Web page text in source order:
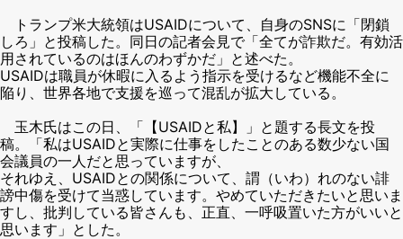
トランプ米大統領はUSAIDについて、自身のSNSに「閉鎖
しろ」と投稿した。同日の記者会見で「全てが詐欺だ。有効活
用されているのはほんのわずかだ」と述べた。
USAIDは職員が休暇に入るよう指示を受けるなど機能不全に
陥り、世界各地で支援を巡って混乱が拡大している。
玉木氏はこの日、「【USAIDと私】」と題する長文を投
稿。「私はUSAIDと実際に仕事をしたことのある数少ない国
会議員の一人だと思っていますが、
それゆえ、USAIDとの関係について、謂（いわ）れのない誹
謗中傷を受けて当惑しています。やめていただきたいと思いま
すし、批判している皆さんも、正直、一呼吸置いた方がいいと
思います」とした。